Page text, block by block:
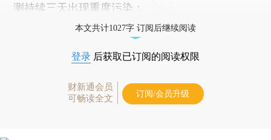
测持续三天出现重度污染；
本文共计1027字 订阅后继续阅读
登录 后获取已订阅的阅读权限
财新通会员
可畅读全文
订阅/会员升级